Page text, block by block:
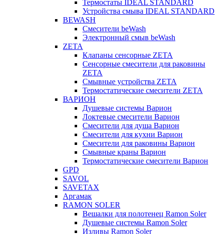
Термостаты IDEAL STANDARD
Устройства смыва IDEAL STANDARD
BEWASH
Смесители beWash
Электронный смыв beWash
ZETA
Клапаны сенсорные ZETA
Сенсорные смесители для раковины
ZETA
Смывные устройства ZETA
Термостатические смесители ZETA
ВАРИОН
Душевые системы Варион
Локтевые смесители Варион
Смесители для душа Варион
Смесители для кухни Варион
Смесители для раковины Варион
Смывные краны Варион
Термостатические смесители Варион
GPD
SAVOL
SAVETAX
Аргамак
RAMON SOLER
Вешалки для полотенец Ramon Soler
Душевые системы Ramon Soler
Изливы Ramon Soler